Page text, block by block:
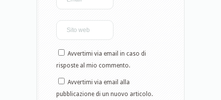
Avvertimi via email in caso di
risposte al mio commento.
Avvertimi via email alla
pubblicazione di un nuovo articolo.